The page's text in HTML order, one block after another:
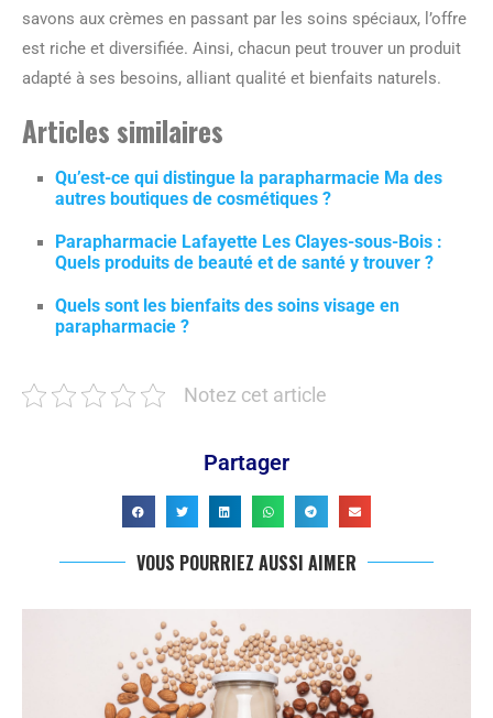
savons aux crèmes en passant par les soins spéciaux, l’offre
est riche et diversifiée. Ainsi, chacun peut trouver un produit
adapté à ses besoins, alliant qualité et bienfaits naturels.
Articles similaires
Qu’est-ce qui distingue la parapharmacie Ma des
autres boutiques de cosmétiques ?
Parapharmacie Lafayette Les Clayes-sous-Bois :
Quels produits de beauté et de santé y trouver ?
Quels sont les bienfaits des soins visage en
parapharmacie ?
Notez cet article
Partager
VOUS POURRIEZ AUSSI AIMER